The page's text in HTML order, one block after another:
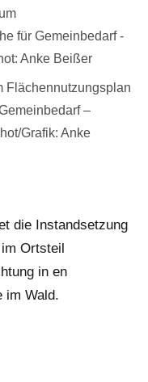
Flächennutzungsplan
–
Grafik: Anke
die Instandsetzung
Ortsteil
in en
im Wald.